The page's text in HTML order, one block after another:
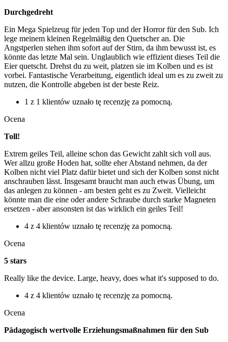
Durchgedreht
Ein Mega Spielzeug für jeden Top und der Horror für den Sub. Ich
lege meinem kleinen Regelmäßig den Quetscher an. Die
Angstperlen stehen ihm sofort auf der Stirn, da ihm bewusst ist, es
könnte das letzte Mal sein. Unglaublich wie effizient dieses Teil die
Eier quetscht. Drehst du zu weit, platzen sie im Kolben und es ist
vorbei. Fantastische Verarbeitung, eigentlich ideal um es zu zweit zu
nutzen, die Kontrolle abgeben ist der beste Reiz.
1 z 1 klientów uznało tę recenzję za pomocną.
Ocena
Toll!
Extrem geiles Teil, alleine schon das Gewicht zahlt sich voll aus.
Wer allzu große Hoden hat, sollte eher Abstand nehmen, da der
Kolben nicht viel Platz dafür bietet und sich der Kolben sonst nicht
anschrauben lässt. Insgesamt braucht man auch etwas Übung, um
das anlegen zu können - am besten geht es zu Zweit. Vielleicht
könnte man die eine oder andere Schraube durch starke Magneten
ersetzen - aber ansonsten ist das wirklich ein geiles Teil!
4 z 4 klientów uznało tę recenzję za pomocną.
Ocena
5 stars
Really like the device. Large, heavy, does what it's supposed to do.
4 z 4 klientów uznało tę recenzję za pomocną.
Ocena
Pädagogisch wertvolle Erziehungsmaßnahmen für den Sub